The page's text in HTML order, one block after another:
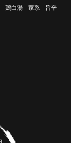
鶏白湯 家系
旨辛